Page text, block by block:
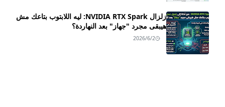
زلزال NVIDIA RTX Spark: ليه اللابتوب بتاعك مش
هيبقى مجرد "جهاز" بعد النهاردة؟
2026/6/2